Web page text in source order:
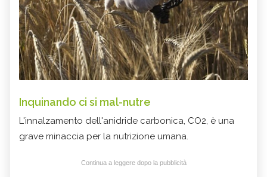
Inquinando ci si mal-nutre
L'innalzamento dell'anidride carbonica, CO2, è una
grave minaccia per la nutrizione umana.
Continua a leggere dopo la pubblicità